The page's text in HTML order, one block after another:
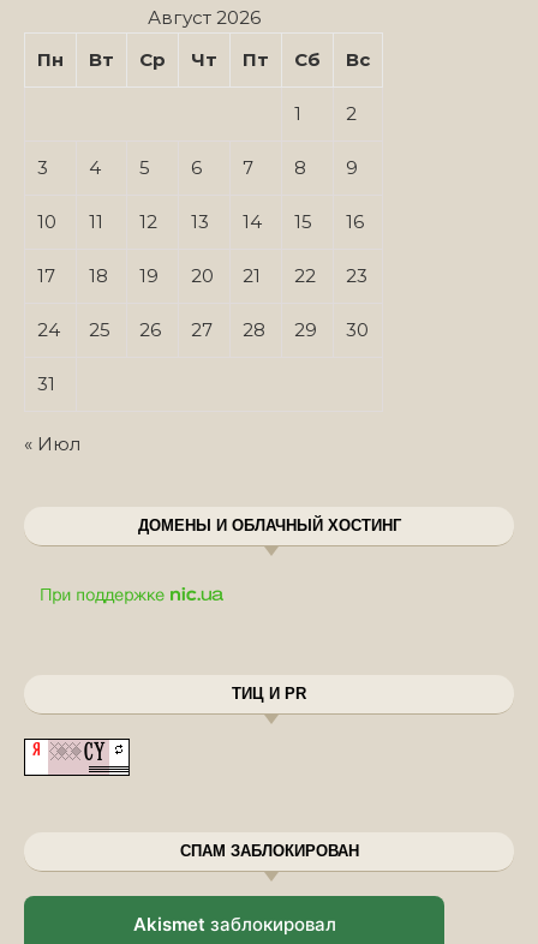
Август 2026
Пн
Вт Ср Чт Пт Сб Вс
1 2
3 4 5 6 7 8 9
10 11 12 13 14 15 16
17 18 19 20 21 22 23
24 25 26 27 28 29 30
31
« Июл
ДОМЕНЫ И ОБЛАЧНЫЙ ХОСТИНГ
ТИЦ И PR
СПАМ ЗАБЛОКИРОВАН
Akismet заблокировал